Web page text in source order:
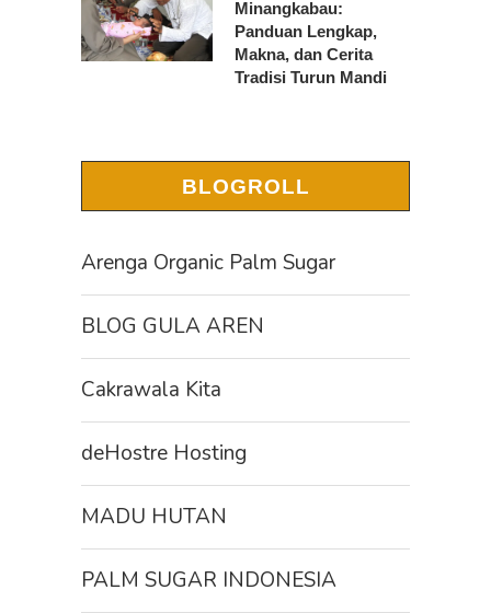
Minangkabau:
Panduan Lengkap,
Makna, dan Cerita
Tradisi Turun Mandi
BLOGROLL
Arenga Organic Palm Sugar
BLOG GULA AREN
Cakrawala Kita
deHostre Hosting
MADU HUTAN
PALM SUGAR INDONESIA